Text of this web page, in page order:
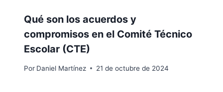
Qué son los acuerdos y
compromisos en el Comité Técnico
Escolar (CTE)
Por Daniel Martínez 21 de octubre de 2024